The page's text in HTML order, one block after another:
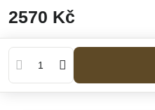
2570 Kč